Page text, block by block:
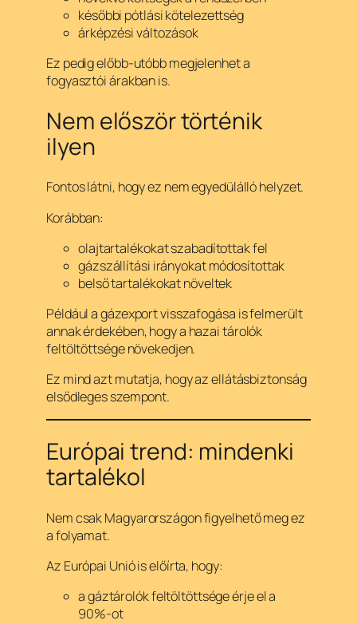
későbbi pótlási kötelezettség
árképzési változások
Ez pedig előbb-utóbb megjelenhet a
fogyasztói árakban is.
Nem először történik
ilyen
Fontos látni, hogy ez nem egyedülálló helyzet.
Korábban:
olajtartalékokat szabadítottak fel
gázszállítási irányokat módosítottak
belső tartalékokat növeltek
Például a gázexport visszafogása is felmerült
annak érdekében, hogy a hazai tárolók
feltöltöttsége növekedjen.
Ez mind azt mutatja, hogy az ellátásbiztonság
elsődleges szempont.
Európai trend: mindenki
tartalékol
Nem csak Magyarországon figyelhető meg ez
a folyamat.
Az Európai Unió is előírta, hogy:
a gáztárolók feltöltöttsége érje el a
90%-ot